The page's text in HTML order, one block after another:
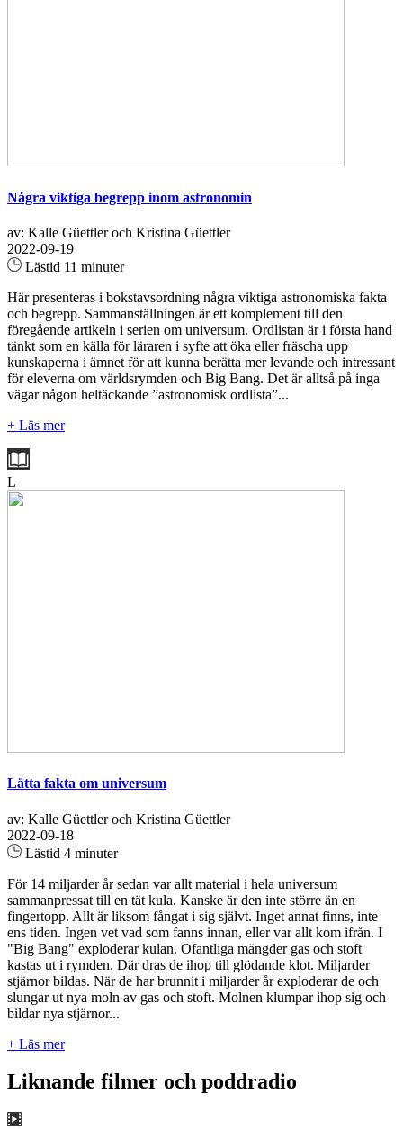
Några viktiga begrepp inom astronomin
av: Kalle Güettler och Kristina Güettler
2022-09-19
Lästid 11 minuter
Här presenteras i bokstavsordning några viktiga astronomiska fakta
och begrepp. Sammanställningen är ett komplement till den
föregående artikeln i serien om universum. Ordlistan är i första hand
tänkt som en källa för läraren i syfte att öka eller fräscha upp
kunskaperna i ämnet för att kunna berätta mer levande och intressant
för eleverna om världsrymden och Big Bang. Det är alltså på inga
vägar någon heltäckande ”astronomisk ordlista”...
+ Läs mer
L
Lätta fakta om universum
av: Kalle Güettler och Kristina Güettler
2022-09-18
Lästid 4 minuter
För 14 miljarder år sedan var allt material i hela universum
sammanpressat till en tät kula. Kanske är den inte större än en
fingertopp. Allt är liksom fångat i sig självt. Inget annat finns, inte
ens tiden. Ingen vet vad som fanns innan, eller var allt kom ifrån. I
"Big Bang" exploderar kulan. Ofantliga mängder gas och stoft
kastas ut i rymden. Där dras de ihop till glödande klot. Miljarder
stjärnor bildas. När de har brunnit i miljarder år exploderar de och
slungar ut nya moln av gas och stoft. Molnen klumpar ihop sig och
bildar nya stjärnor...
+ Läs mer
Liknande filmer och poddradio